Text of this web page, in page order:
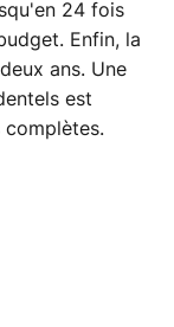
24 fois
Enfin, la
ans. Une
est
complètes.